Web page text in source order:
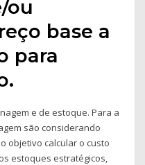
ou
base a
para
e de estoque. Para a
são considerando
objetivo calcular o custo
estoques estratégicos,